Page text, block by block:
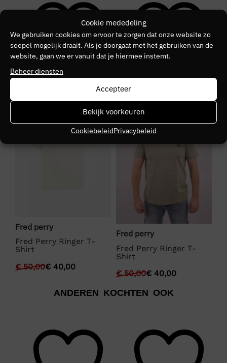
Cookie mededeling
We gebruiken cookies om ervoor te zorgen dat onze website zo
soepel mogelijk draait. Als je doorgaat met het gebruiken van de
website, gaan we er vanuit dat je hiermee instemt.
Beheer diensten
Accepteer
Bekijk voorkeuren
CookiebeleidPrivacybeleid
FRED PERRY
10
Seizoen
102
Fred perry
Fred Perry Ringer T-
Shirt
€50,00€ 40,00
Fred perry
Fred Perry Ringer T-
Shirt
€50,00€ 40,00
ANDEREN KOCHTEN OOK